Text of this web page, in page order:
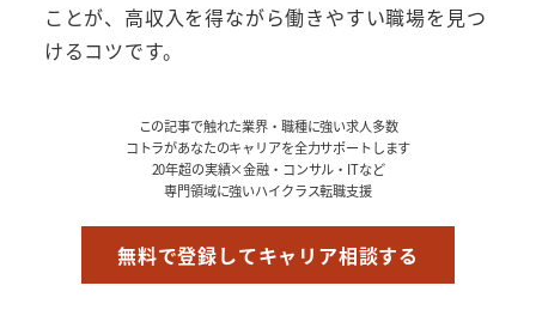
ことが、高収入を得ながら働きやすい職場を見つ
けるコツです。
この記事で触れた業界・職種に強い求人多数
コトラがあなたのキャリアを全力サポートします
20年超の実績×金融・コンサル・ITなど
専門領域に強いハイクラス転職支援
無料で登録してキャリア相談する